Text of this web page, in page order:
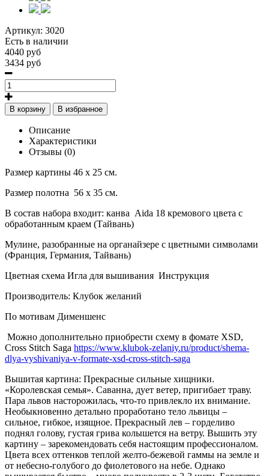
Артикул: 3020
Есть в наличии
4040 руб
3434 руб
В корзину В избранное
Описание
Характеристики
Отзывы (0)
Размер картины 46 х 25 см.
Размер полотна 56 х 35 см.
В состав набора входит: канва Aida 18 кремового цвета с
обработанным краем (Тайвань)
Мулине, разобранные на органайзере с цветными символами
(Франция, Германия, Тайвань)
Цветная схема Игла для вышивания Инструкция
Производитель: Клубок желаний
По мотивам Дименшенс
Можно дополнительно приобрести схему в фомате XSD,
Cross Stitch Saga https://www.klubok-zelaniy.ru/product/shema-
dlya-vyshivaniya-v-formate-xsd-cross-stitch-saga
Вышитая картина: Прекрасные сильные хищники.
«Королевская семья». Саванна, дует ветер, пригибает траву.
Пара львов насторожилась, что-то привлекло их внимание.
Необыкновенно детально проработано тело львицы –
сильное, гибкое, изящное. Прекрасный лев – горделиво
поднял голову, густая грива колышется на ветру. Вышить эту
картину – зарекомендовать себя настоящим профессионалом.
Цвета всех оттенков теплой желто-бежевой гаммы на земле и
от небесно-голубого до фиолетового на небе. Однако